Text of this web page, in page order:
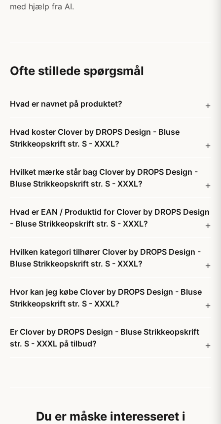
med hjælp fra AI.
Ofte stillede spørgsmål
Hvad er navnet på produktet?
Hvad koster Clover by DROPS Design - Bluse
Strikkeopskrift str. S - XXXL?
Hvilket mærke står bag Clover by DROPS Design -
Bluse Strikkeopskrift str. S - XXXL?
Hvad er EAN / Produktid for Clover by DROPS Design
- Bluse Strikkeopskrift str. S - XXXL?
Hvilken kategori tilhører Clover by DROPS Design -
Bluse Strikkeopskrift str. S - XXXL?
Hvor kan jeg købe Clover by DROPS Design - Bluse
Strikkeopskrift str. S - XXXL?
Er Clover by DROPS Design - Bluse Strikkeopskrift
str. S - XXXL på tilbud?
Du er måske interesseret i